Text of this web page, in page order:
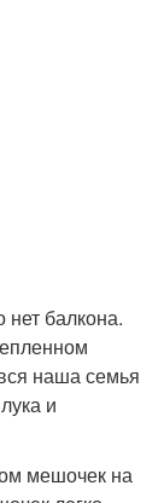
балкона.
наша семья
и
мешочек на